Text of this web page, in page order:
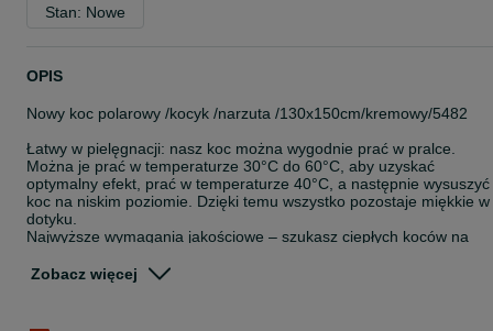
Stan: Nowe
OPIS
Nowy koc polarowy /kocyk /narzuta /130x150cm/kremowy/5482
Łatwy w pielęgnacji: nasz koc można wygodnie prać w pralce.
Można je prać w temperaturze 30°C do 60°C, aby uzyskać
optymalny efekt, prać w temperaturze 40°C, a następnie wysuszyć
koc na niskim poziomie. Dzięki temu wszystko pozostaje miękkie w
dotyku.
Najwyższe wymagania jakościowe – szukasz ciepłych koców na
Nasz koc został sprawdzony pod kątem zawartości substancji
Zobacz więcej